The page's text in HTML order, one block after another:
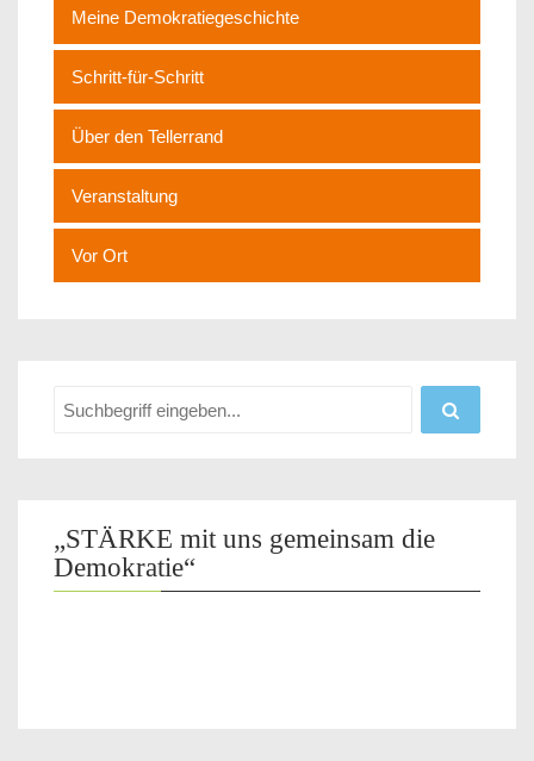
Meine Demokratiegeschichte
Schritt-für-Schritt
Über den Tellerrand
Veranstaltung
Vor Ort
„STÄRKE mit uns gemeinsam die
Demokratie“